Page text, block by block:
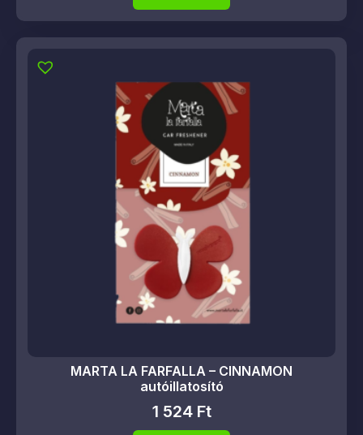
MARTA LA FARFALLA – CINNAMON
autóillatosító
1 524 Ft